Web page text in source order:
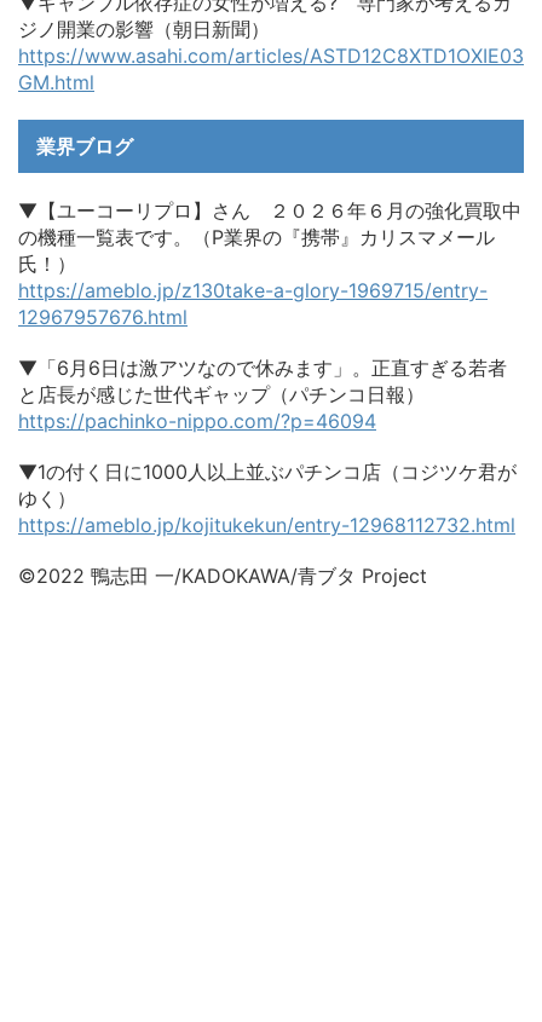
ジノ開業の影響（朝日新聞）
https://www.asahi.com/articles/ASTD12C8XTD1OXIE03
GM.html
業界ブログ
▼【ユーコーリプロ】さん ２０２６年６月の強化買取中
の機種一覧表です。（P業界の『携帯』カリスマメール
氏！）
https://ameblo.jp/z130take-a-glory-1969715/entry-
12967957676.html
▼「6月6日は激アツなので休みます」。正直すぎる若者
と店長が感じた世代ギャップ（パチンコ日報）
https://pachinko-nippo.com/?p=46094
▼1の付く日に1000人以上並ぶパチンコ店（コジツケ君が
ゆく）
https://ameblo.jp/kojitukekun/entry-12968112732.html
©2022 鴨志田 一/KADOKAWA/青ブタ Project